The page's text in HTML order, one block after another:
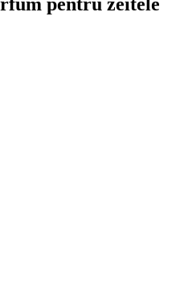
pentru zeitele